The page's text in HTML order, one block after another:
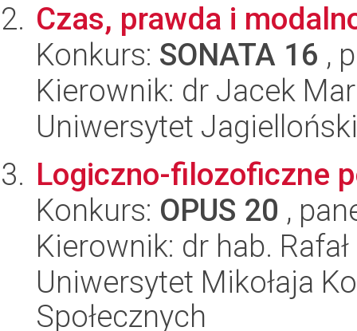
Czas, prawda i
Konkurs: SONATA 16 ,
Kierownik: dr Jacek
Uniwersytet
Logiczno-filozoficzne
Konkurs: OPUS 20 ,
Kierownik: dr hab.
Uniwersytet Mikołaja
Społecznych